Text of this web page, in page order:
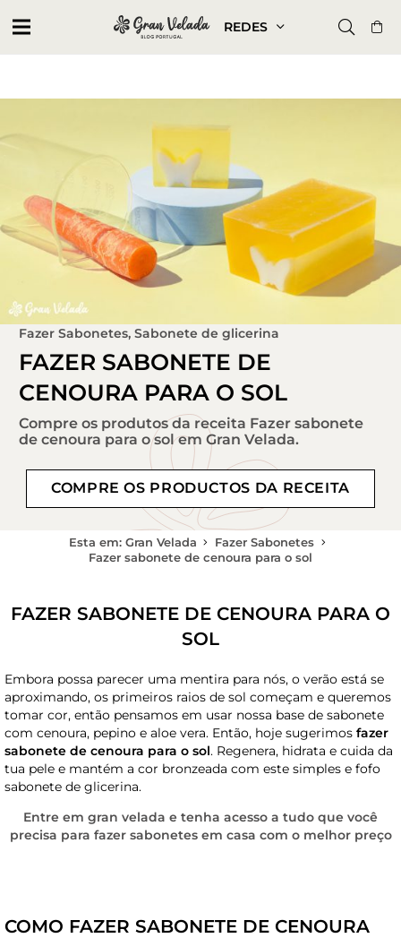
REDES
Fazer Sabonetes, Sabonete de glicerina
FAZER SABONETE DE
CENOURA PARA O SOL
Compre os produtos da receita Fazer sabonete
de cenoura para o sol em Gran Velada.
COMPRE OS PRODUCTOS DA RECEITA
Esta em: Gran Velada
Fazer Sabonetes
Fazer sabonete de cenoura para o sol
FAZER SABONETE DE CENOURA PARA O
SOL
Embora possa parecer uma mentira para nós, o verão está se
aproximando, os primeiros raios de sol começam e queremos
tomar cor, então pensamos em usar nossa base de sabonete
com cenoura, pepino e aloe vera. Então, hoje sugerimos fazer
sabonete de cenoura para o sol. Regenera, hidrata e cuida da
tua pele e mantém a cor bronzeada com este simples e fofo
sabonete de glicerina.
Entre em gran velada e tenha acesso a tudo que você
precisa para fazer sabonetes em casa com o melhor preço
COMO FAZER SABONETE DE CENOURA